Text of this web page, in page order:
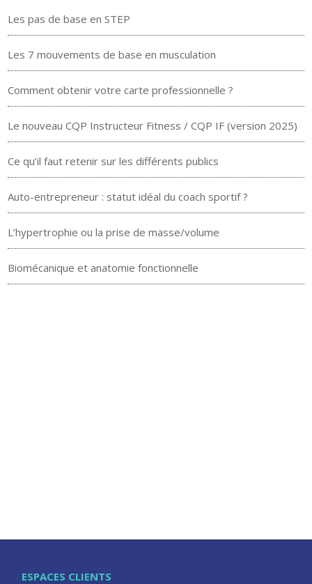
Les pas de base en STEP
Les 7 mouvements de base en musculation
Comment obtenir votre carte professionnelle ?
Le nouveau CQP Instructeur Fitness / CQP IF (version 2025)
Ce qu’il faut retenir sur les différents publics
Auto-entrepreneur : statut idéal du coach sportif ?
L’hypertrophie ou la prise de masse/volume
Biomécanique et anatomie fonctionnelle
ESPACES CLIENTS